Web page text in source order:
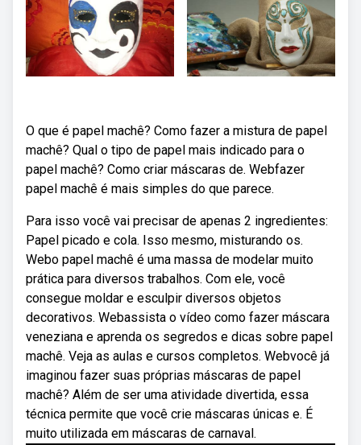
O que é papel machê? Como fazer a mistura de papel
machê? Qual o tipo de papel mais indicado para o
papel machê? Como criar máscaras de. Webfazer
papel machê é mais simples do que parece.
Para isso você vai precisar de apenas 2 ingredientes:
Papel picado e cola. Isso mesmo, misturando os.
Webo papel machê é uma massa de modelar muito
prática para diversos trabalhos. Com ele, você
consegue moldar e esculpir diversos objetos
decorativos. Webassista o vídeo como fazer máscara
veneziana e aprenda os segredos e dicas sobre papel
machê. Veja as aulas e cursos completos. Webvocê já
imaginou fazer suas próprias máscaras de papel
machê? Além de ser uma atividade divertida, essa
técnica permite que você crie máscaras únicas e. É
muito utilizada em máscaras de carnaval.